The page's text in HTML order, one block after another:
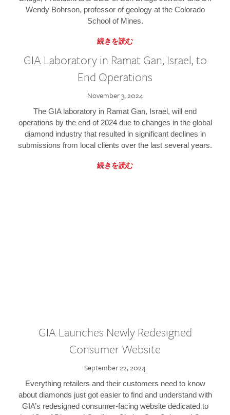
Wendy Bohrson, professor of geology at the Colorado
School of Mines.
続きを読む
GIA Laboratory in Ramat Gan, Israel, to
End Operations
November 3, 2024
The GIA laboratory in Ramat Gan, Israel, will end
operations by the end of 2024 due to changes in the global
diamond industry that resulted in significant declines in
submissions from local clients over the last several years.
続きを読む
GIA Launches Newly Redesigned
Consumer Website
September 22, 2024
Everything retailers and their customers need to know
about diamonds just got easier to find and understand with
GIA’s redesigned consumer-facing website dedicated to